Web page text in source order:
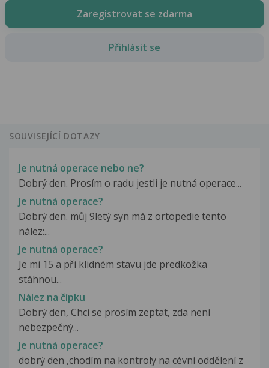
Zaregistrovat se zdarma
Přihlásit se
SOUVISEJÍCÍ DOTAZY
Je nutná operace nebo ne?
Dobrý den. Prosím o radu jestli je nutná operace...
Je nutná operace?
Dobrý den. můj 9letý syn má z ortopedie tento
nález:...
Je nutná operace?
Je mi 15 a při klidném stavu jde predkožka
stáhnou...
Nález na čípku
Dobrý den, Chci se prosím zeptat, zda není
nebezpečný...
Je nutná operace?
dobrý den ,chodím na kontroly na cévní oddělení z